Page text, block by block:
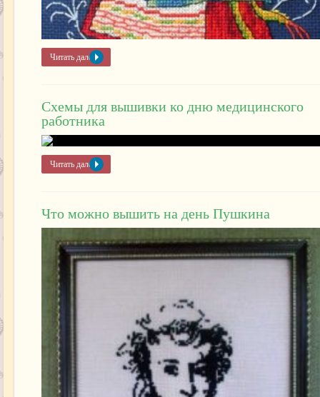
Читать далее »
Схемы для вышивки ко дню медицинского
работника
Читать далее »
Что можно вышить на день Пушкина